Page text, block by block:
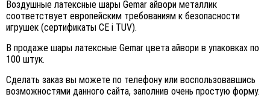
Воздушные латексные шары Gemar айвори металлик
соответствует европейским требованиям к безопасности
игрушек (сертификаты CE і TUV).
В продаже шары латексные Gemar цвета айвори в упаковках по
100 штук.
Сделать заказ вы можете по телефону или воспользовавшись
возможностями данного сайта, заполнив очень простую форму.